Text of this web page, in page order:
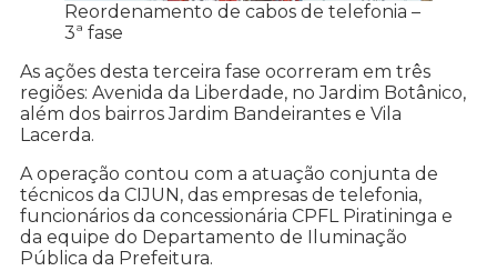
Reordenamento de cabos de telefonia –
3ª fase
As ações desta terceira fase ocorreram em três
regiões: Avenida da Liberdade, no Jardim Botânico,
além dos bairros Jardim Bandeirantes e Vila
Lacerda.
A operação contou com a atuação conjunta de
técnicos da CIJUN, das empresas de telefonia,
funcionários da concessionária CPFL Piratininga e
da equipe do Departamento de Iluminação
Pública da Prefeitura.